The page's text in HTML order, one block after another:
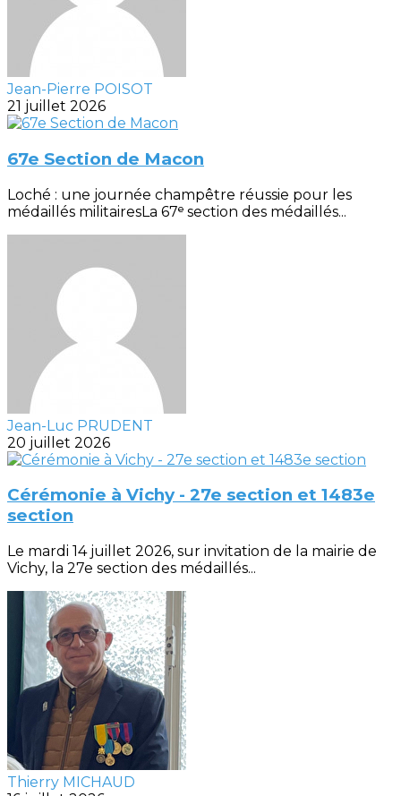
Jean-Pierre POISOT
21 juillet 2026
67e Section de Macon
Loché : une journée champêtre réussie pour les
médaillés militairesLa 67ᵉ section des médaillés...
Jean-Luc PRUDENT
20 juillet 2026
Cérémonie à Vichy - 27e section et 1483e
section
Le mardi 14 juillet 2026, sur invitation de la mairie de
Vichy, la 27e section des médaillés...
Thierry MICHAUD